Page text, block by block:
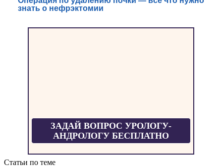
знать о нефрэктомии
ЗАДАЙ ВОПРОС УРОЛОГУ-
АНДРОЛОГУ БЕСПЛАТНО
Статьи по теме